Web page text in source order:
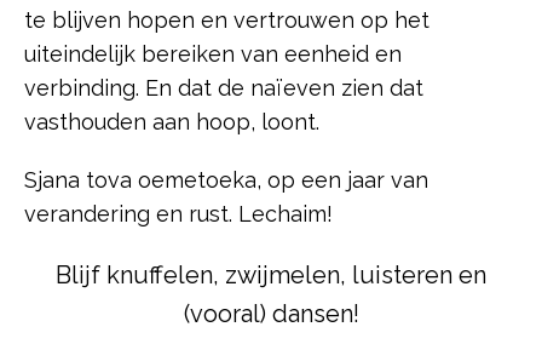
te blijven hopen en vertrouwen op het
uiteindelijk bereiken van eenheid en
verbinding. En dat de naïeven zien dat
vasthouden aan hoop, loont.
Sjana tova oemetoeka, op een jaar van
verandering en rust. Lechaim!
Blijf knuffelen, zwijmelen, luisteren en
(vooral) dansen!